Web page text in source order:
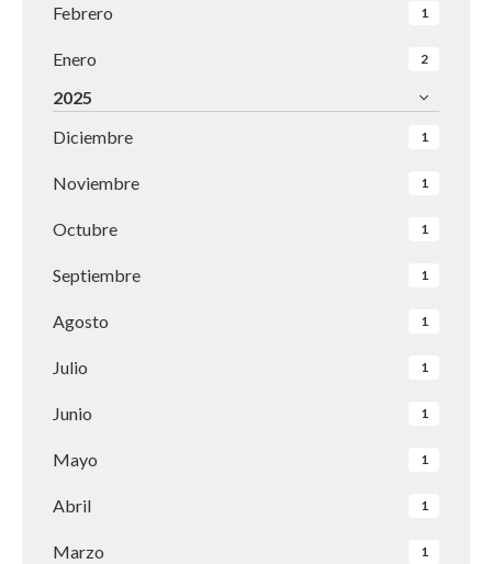
Febrero 1
Enero 2
2025
Diciembre
1
Noviembre 1
Octubre 1
Septiembre 1
Agosto 1
Julio 1
Junio 1
Mayo 1
Abril 1
Marzo 1